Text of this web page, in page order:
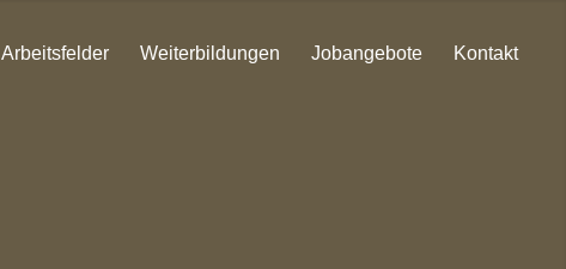
Arbeitsfelder Weiterbildungen Jobangebote Kontakt